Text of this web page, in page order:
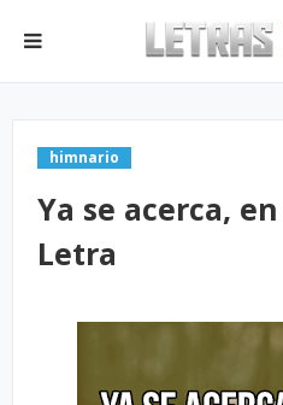
himnario
Ya se acerca,
Letra